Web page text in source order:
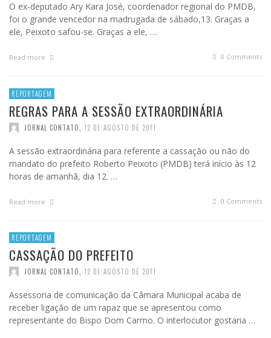
O ex-deputado Ary Kara José, coordenador regional do PMDB,
foi o grande vencedor na madrugada de sábado,13. Graças a
ele, Peixoto safou-se. Graças a ele, …
Read more 0 Comments
REPORTAGEM
REGRAS PARA A SESSÃO EXTRAORDINÁRIA
JORNAL CONTATO 12 DE AGOSTO DE 2011
A sessão extraordinária para referente a cassação ou não do
mandato do prefeito Roberto Peixoto (PMDB) terá início às 12
horas de amanhã, dia 12. …
Read more 0 Comments
REPORTAGEM
CASSAÇÃO DO PREFEITO
JORNAL CONTATO 12 DE AGOSTO DE 2011
Assessoria de comunicação da Câmara Municipal acaba de
receber ligação de um rapaz que se apresentou como
representante do Bispo Dom Carmo. O interlocutor gostaria …